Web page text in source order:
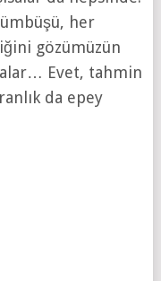
her
gözümüzün
Evet, tahmin
da epey